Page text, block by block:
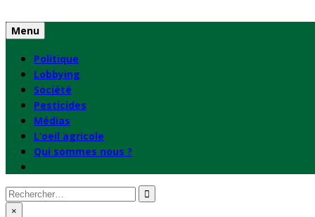
to
content
Menu
Politique
Lobbying
Société
Pesticides
Médias
L’oeil agricole
Qui sommes nous ?
Rechercher
: ×